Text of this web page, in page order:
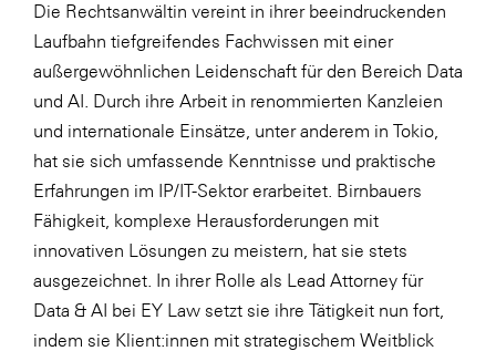
Die Menü-Manufaktur
MTH Retail Group
OptimaMed
PAGRO
PHH Rechtsanwält:innen
Primark
Salesforce
Die Rechtsanwältin vereint in ihrer beeindruckenden
Laufbahn tiefgreifendes Fachwissen mit einer
außergewöhnlichen Leidenschaft für den Bereich Data
und AI. Durch ihre Arbeit in renommierten Kanzleien
und internationale Einsätze, unter anderem in Tokio,
hat sie sich umfassende Kenntnisse und praktische
Erfahrungen im IP/IT-Sektor erarbeitet. Birnbauers
Fähigkeit, komplexe Herausforderungen mit
innovativen Lösungen zu meistern, hat sie stets
ausgezeichnet. In ihrer Rolle als Lead Attorney für
Data & AI bei EY Law setzt sie ihre Tätigkeit nun fort,
indem sie Klient:innen mit strategischem Weitblick